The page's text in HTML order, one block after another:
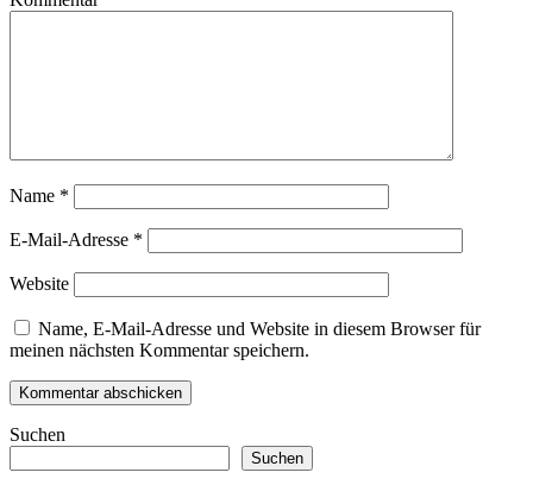
Name *
E-Mail-Adresse *
Website
Name, E-Mail-Adresse und Website in diesem Browser für
meinen nächsten Kommentar speichern.
Suchen
Suchen